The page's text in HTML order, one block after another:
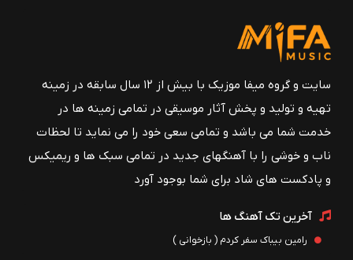
سایت و گروه میفا موزیک با بیش از ۱۲ سال سابقه در زمینه
تهیه و تولید و پخش آثار موسیقی در تمامی زمینه ها در
خدمت شما می باشد و تمامی سعی خود را می نماید تا لحظات
ناب و خوشی را با آهنگهای جدید در تمامی سبک ها و ریمیکس
و پادکست های شاد برای شما بوجود آورد
آخرین تک آهنگ ها
رامین بیباک سفر کردم ( بازخوانی )